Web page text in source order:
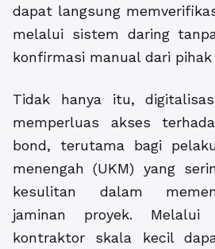
dapat langsung
melalui sistem daring
konfirmasi manual dari pihak
Tidak hanya itu,
memperluas akses
bond, terutama bagi
menengah (UKM) yang
kesulitan dalam
jaminan proyek.
kontraktor skala kecil